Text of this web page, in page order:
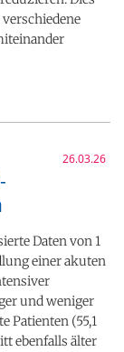
26.03.26
Daten von 1
einer akuten
und weniger
Patienten (55,1
ebenfalls älter